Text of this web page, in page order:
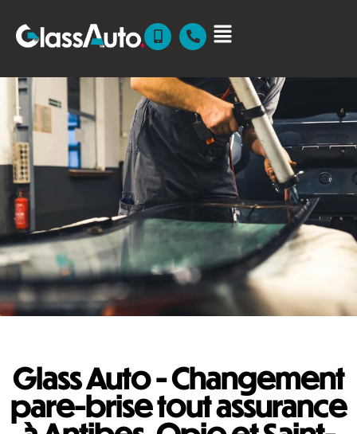
Glass Auto - Changement
pare-brise tout assurance